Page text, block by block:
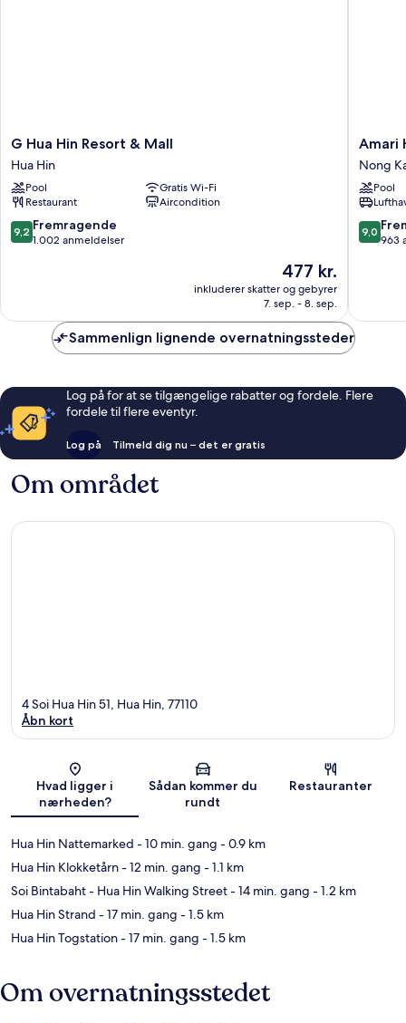
G
Hua
Hin
Resort
&
Mall
Hua
G Hua Hin Resort & Mall
Hua Hin
Pool
Gratis Wi-Fi
Restaurant
Aircondition
9.2
ud
anmeldelser
9,2 Fremragende
1.002 anmeldelser
Prisen
477 kr.
477 kr.
inkluderer skatter og gebyrer
7. sep. - 8. sep.
Amari
Hua
Hin
Nong
Kae
Amari
Nong
Pool
9.0
ud
9,0
963
Sammenlign lignende overnatningssteder
Log på for at se tilgængelige rabatter og fordele. Flere
fordele til flere eventyr.
Log på Tilmeld dig nu – det er gratis
Om området
Kort
4 Soi Hua Hin 51, Hua Hin, 77110
Åbn kort
Hvad ligger i
nærheden?
Sådan kommer du
rundt
Restauranter
Hua Hin Nattemarked - 10 min. gang - 0.9 km
Hua Hin Klokketårn- 12 min. gang - 1.1 km
Soi Bintabaht - Hua Hin Walking Street- 14 min. gang - 1.2 km
Hua Hin Strand - 17 min. gang - 1.5 km
Hua Hin Togstation- 17 min. gang - 1.5 km
Om overnatningsstedet